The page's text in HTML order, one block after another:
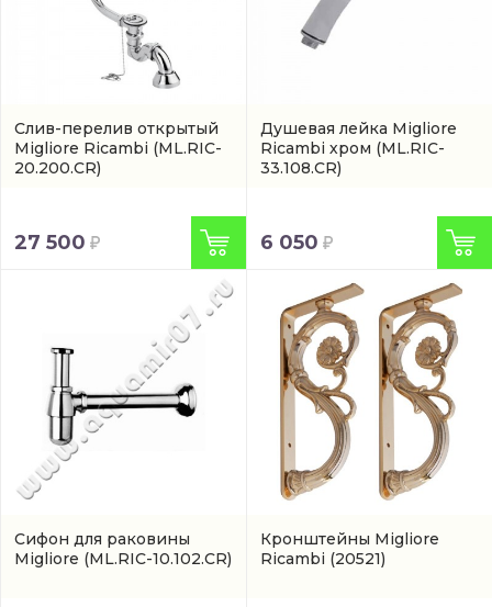
Слив-перелив открытый
Migliore Ricambi (ML.RIC-
20.200.CR)
27 500
Душевая лейка Migliore
Ricambi хром (ML.RIC-
33.108.CR)
6 050
Сифон для раковины
Migliore (ML.RIC-10.102.CR)
Кронштейны Migliore
Ricambi (20521)